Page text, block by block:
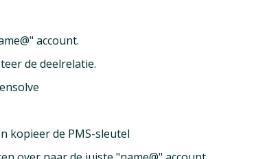
account.
de deelrelatie.
kopieer de PMS-sleutel